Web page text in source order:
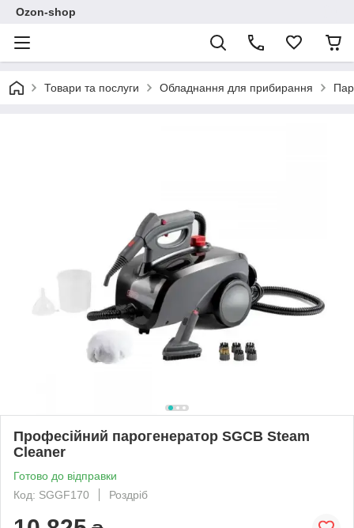
Ozon-shop
Товари та послуги Обладнання для прибирання
Професійний парогенератор SGCB Steam
Cleaner
Готово до відправки
Код: SGGF170
Роздріб